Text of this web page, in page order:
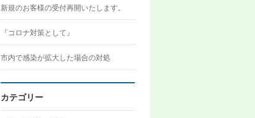
新規のお客様の受付再開いたします。
『コロナ対策として』
市内で感染が拡大した場合の対処
カテゴリー